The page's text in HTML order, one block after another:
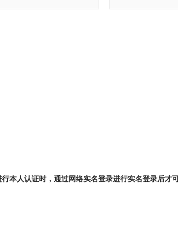
本人认证时，通过网络实名登录进行实名登录后才